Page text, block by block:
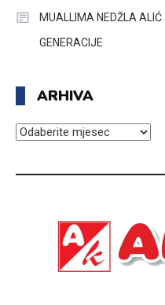
MUALLIMA NEDŽLA
GENERACIJE
ARHIVA
ARHIVA